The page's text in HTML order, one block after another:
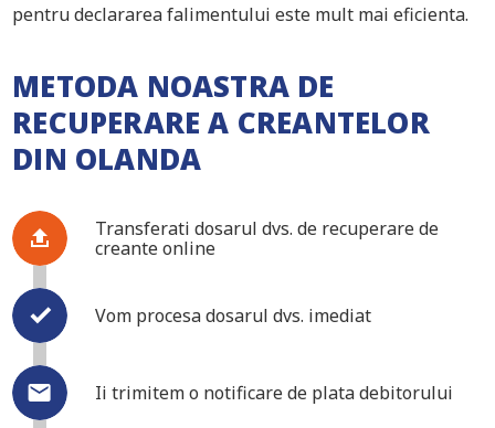
pentru declararea falimentului este mult mai eficienta.
METODA NOASTRA DE
RECUPERARE A CREANTELOR
DIN OLANDA
Transferati dosarul dvs. de recuperare de
creante online
Vom procesa dosarul dvs. imediat
Ii trimitem o notificare de plata debitorului